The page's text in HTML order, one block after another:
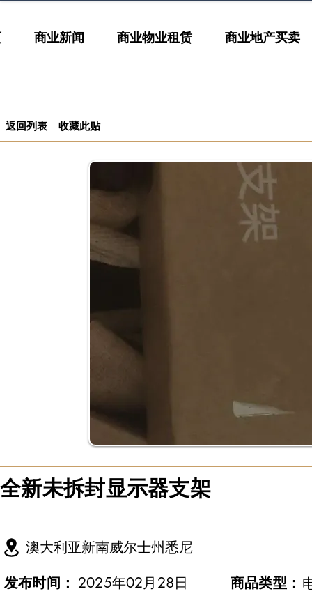
商业新闻 商业物业租赁 商业地产买卖
返回列表 收藏此贴
全新未拆封显示器支架
澳大利亚新南威尔士州悉尼
发布时间： 2025年02月28日 ​商品类型：